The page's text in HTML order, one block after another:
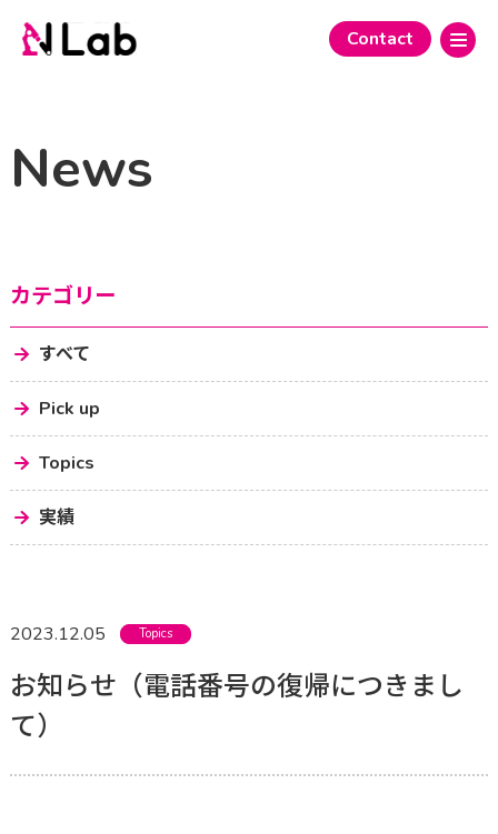
Contact
News
カテゴリー
すべて
Pick up
Topics
実績
2023.12.05 Topics
お知らせ（電話番号の復帰につきまし
て）